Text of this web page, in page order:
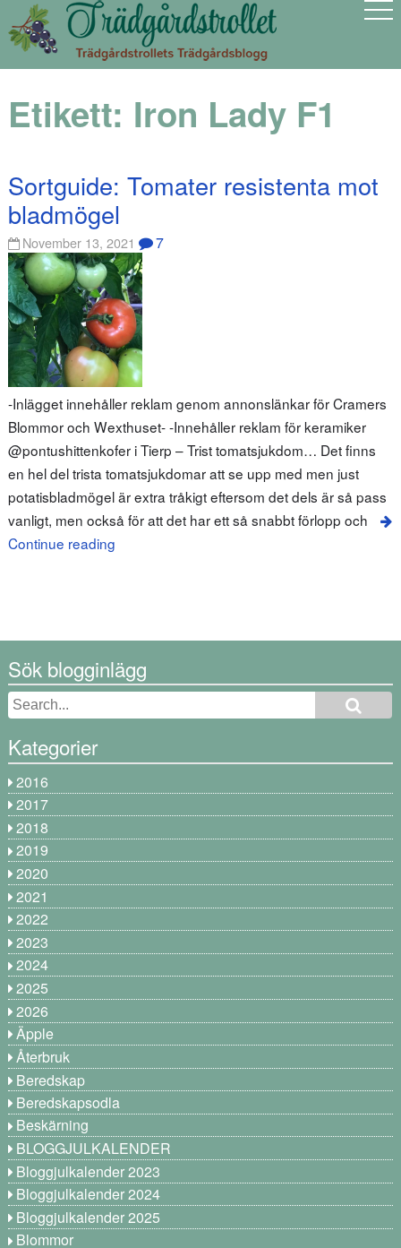
Etikett: Iron Lady F1
Sortguide: Tomater resistenta mot
bladmögel
November 13, 2021 7
-Inlägget innehåller reklam genom annonslänkar för Cramers
Blommor och Wexthuset- -Innehåller reklam för keramiker
@pontushittenkofer i Tierp – Trist tomatsjukdom… Det finns
en hel del trista tomatsjukdomar att se upp med men just
potatisbladmögel är extra tråkigt eftersom det dels är så pass
vanligt, men också för att det har ett så snabbt förlopp och
Continue reading
Sök blogginlägg
Kategorier
2016
2017
2018
2019
2020
2021
2022
2023
2024
2025
2026
Äpple
Återbruk
Beredskap
Beredskapsodla
Beskärning
BLOGGJULKALENDER
Bloggjulkalender 2023
Bloggjulkalender 2024
Bloggjulkalender 2025
Blommor